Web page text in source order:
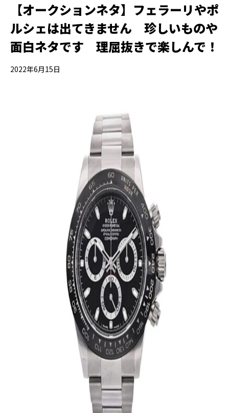
【オークションネタ】フェラーリやポ
ルシェは出てきません 珍しいものや
面白ネタです 理屈抜きで楽しんで！
2022年6月15日